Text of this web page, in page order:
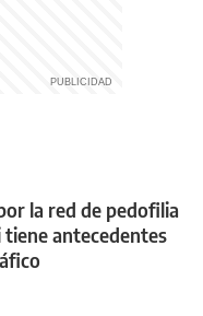
la red de pedofilia
antecedentes